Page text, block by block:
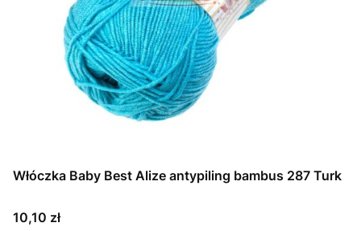
Włóczka Baby Best Alize antypiling bambus 287 Turk
Cena
10,10 zł